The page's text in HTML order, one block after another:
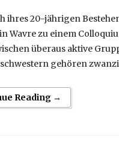
ihres 20-jährigen
Wavre zu einem
überaus aktive
gehören
Reading →